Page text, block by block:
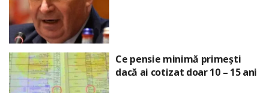
Ce pensie minimă primești
dacă ai cotizat doar 10 – 15 ani